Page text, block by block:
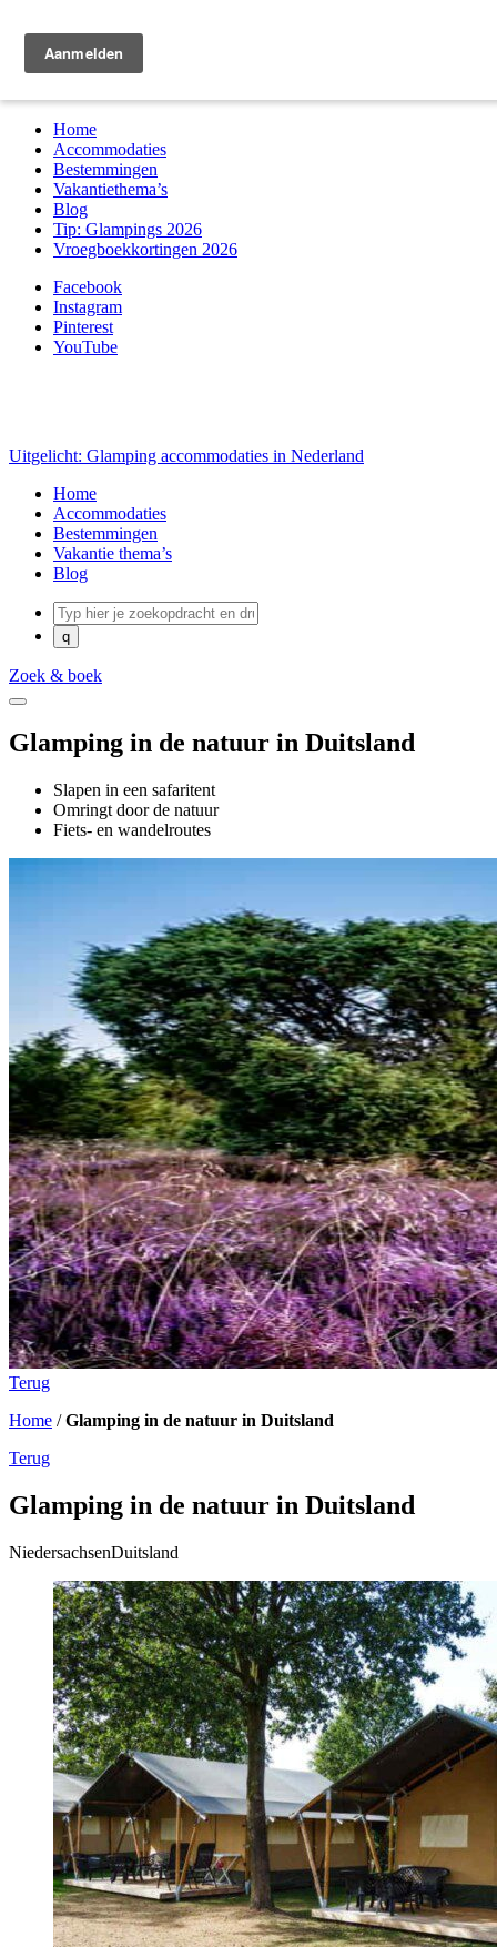
Home
Accommodaties
Bestemmingen
Vakantiethema’s
Blog
Tip: Glampings 2026
Vroegboekkortingen 2026
Facebook
Instagram
Pinterest
YouTube
Uitgelicht: Glamping accommodaties in Nederland
Home
Accommodaties
Bestemmingen
Vakantie thema’s
Blog
Zoek & boek
Glamping in de natuur in Duitsland
Slapen in een safaritent
Omringt door de natuur
Fiets- en wandelroutes
Terug
Home /Glamping in de natuur in Duitsland
Terug
Glamping in de natuur in Duitsland
NiedersachsenDuitsland